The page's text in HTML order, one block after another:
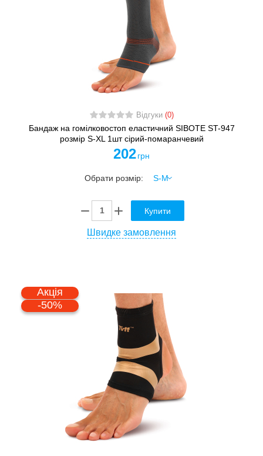
Відгуки (0)
Бандаж на гомілковостоп еластичний SIBOTE ST-947
розмір S-XL 1шт сірий-помаранчевий
202 грн
Обрати розмір:
Купити
Швидке замовлення
Акція
-50%